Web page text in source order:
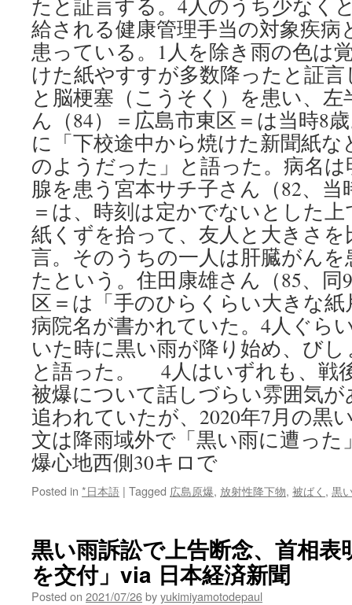
たと証言する。4人のうち少なく
給される健康管理手当の対象疾
患っている。1人を除き雨の色は
けた紙やすすが多数降ったと証
と脳梗塞（こうそく）を患い、
ん（84）＝広島市東区＝は当時8
に「下校途中から焼けた新聞紙
のようだった」と語った。病名
腺を患う宮本サチ子さん（82、当
＝は、時刻は定かでないとした
紙くずを拾って、友人と大きさ
言。そのうちの一人は肝臓がん
たという。住田康雄さん（85、同
区＝は「手のひらくらい大きな
病院名が書かれていた。4人ぐら
いた時に黒い雨が降り始め、び
と語った。 4人はいずれも、戦
被爆について話しづらい雰囲気
追われていたが、2020年7月の黒
文は降雨域外で「黒い雨に遭っ
爆心地西側30キロで
Posted in *日本語 | Tagged 広島原爆, 放射性降下物, 被ばく , 黒
黒い雨訴訟で上告断念、首相
を交付」via 日本経済新聞
Posted on 2021/07/26byyukimiyamotodepaul